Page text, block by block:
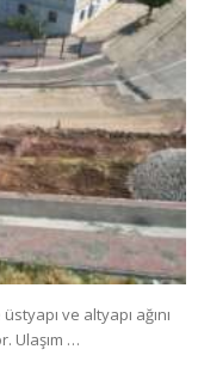
ve altyapı ağını
Ulaşım …